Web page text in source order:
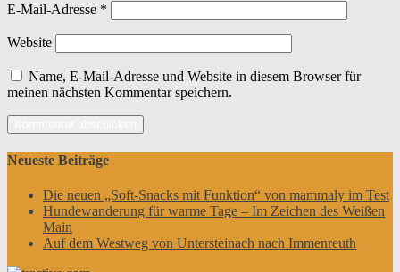
E-Mail-Adresse *
Website
Name, E-Mail-Adresse und Website in diesem Browser für
meinen nächsten Kommentar speichern.
Neueste Beiträge
Die neuen „Soft-Snacks mit Funktion“ von mammaly im Test
Hundewanderung für warme Tage – Im Zeichen des Weißen
Main
Auf dem Westweg von Untersteinach nach Immenreuth